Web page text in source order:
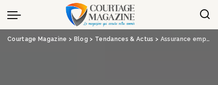
Panneau de gestion des cookies
Courtage Magazine > Blog > Tendances & Actus > Assurance emprunteur : Assurly lance une offre dédiée aux étudiants